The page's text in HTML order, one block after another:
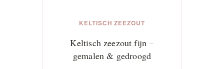
KELTISCH ZEEZOUT
Keltisch zeezout fijn –
gemalen & gedroogd